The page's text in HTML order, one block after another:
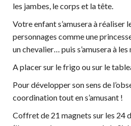
les jambes, le corps et la tête.
Votre enfant s’amusera à réaliser
personnages comme une
un chevalier… puis s’amusera à
A placer sur le frigo ou sur le
Pour développer son sens de
coordination tout en s’amusant !
Coffret de 21 magnets sur les 24